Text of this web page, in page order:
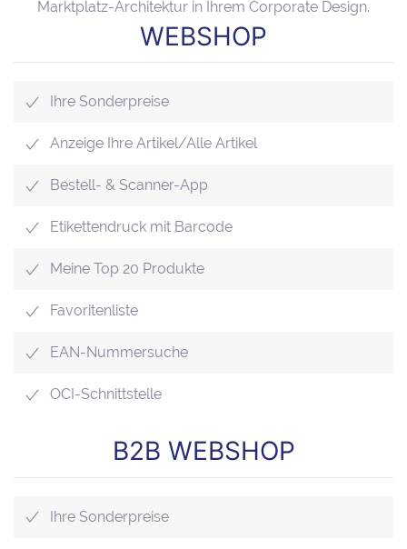
Marktplatz-Architektur in Ihrem Corporate Design.
WEBSHOP
Ihre Sonderpreise
Anzeige Ihre Artikel/Alle Artikel
Bestell- & Scanner-App
Etikettendruck mit Barcode
Meine Top 20 Produkte
Favoritenliste
EAN-Nummersuche
OCI-Schnittstelle
B2B WEBSHOP
Ihre Sonderpreise